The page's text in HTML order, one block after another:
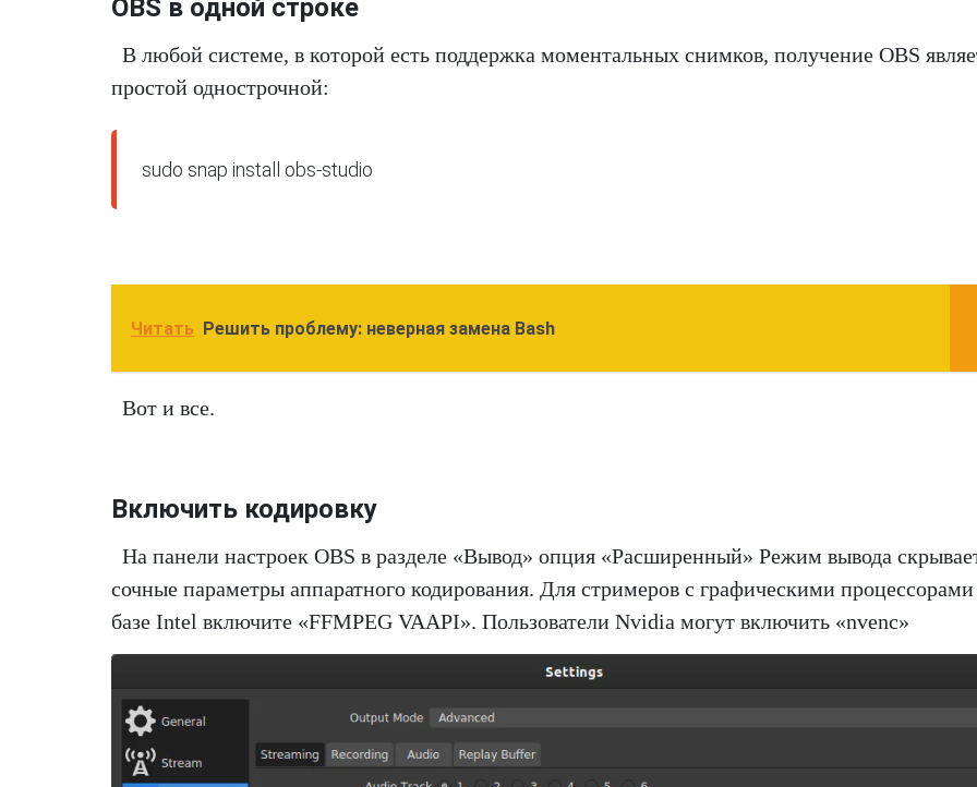
OBS в одной строке
В любой системе, в которой есть поддержка моментальных снимков, получение OBS
простой однострочной:
sudo snap install obs-studio
Читать Решить проблему: неверная замена Bash
Вот и все.
Включить кодировку
На панели настроек OBS в разделе «Вывод» опция «Расширенный» Режим вывода
сочные параметры аппаратного кодирования. Для стримеров с графическими
базе Intel включите «FFMPEG VAAPI». Пользователи Nvidia могут включить «nvenc»